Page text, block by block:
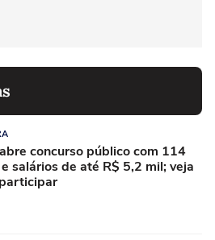
concurso público com 114
salários de até R$ 5,2 mil; veja